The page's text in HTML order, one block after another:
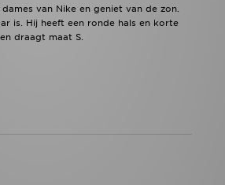
van Nike en geniet van de zon.
is. Hij heeft een ronde hals en korte
draagt maat S.